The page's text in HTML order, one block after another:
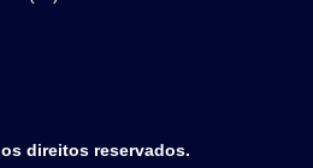
direitos reservados.